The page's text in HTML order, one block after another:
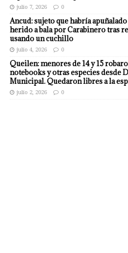
julio 7, 2026 0
Ancud: sujeto que habría
herido a bala por Carabinero tras
usando un cuchillo
julio 4, 2026 0
Queilen: menores de 14 y 15
notebooks y otras especies desde
Municipal. Quedaron libres a la
julio 2, 2026 0